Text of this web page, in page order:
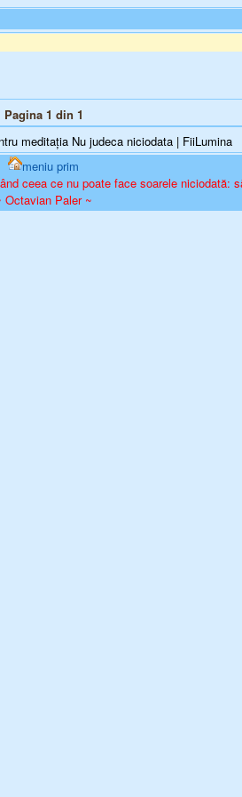
Pagina 1 din 1
meditația Nu judeca niciodata | FiiLumina
meniu prim
ceea ce nu poate face soarele niciodată:
Octavian Paler ~